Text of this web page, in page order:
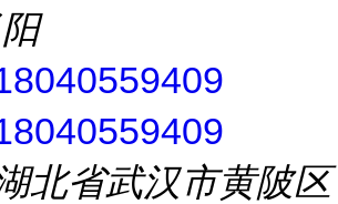
北省武汉市黄陂区